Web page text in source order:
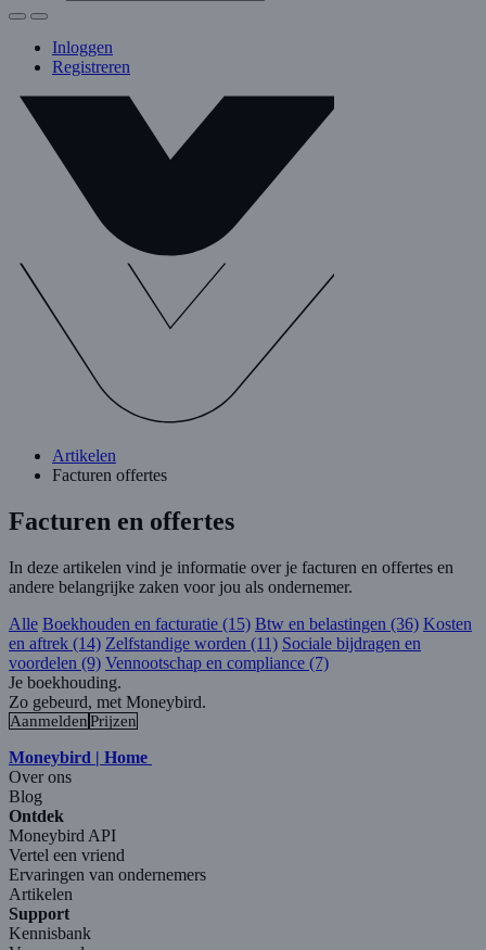
Inloggen
Registreren
Artikelen
Facturen offertes
Facturen en offertes
In deze artikelen vind je informatie over je facturen en offertes en
andere belangrijke zaken voor jou als ondernemer.
Alle Boekhouden en facturatie (15) Btw en belastingen (36) Kosten
en aftrek (14) Zelfstandige worden (11) Sociale bijdragen en
voordelen (9) Vennootschap en compliance (7)